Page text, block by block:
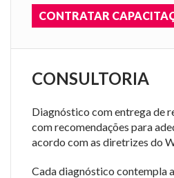
CONTRATAR
CONSULTORIA
Diagnóstico com entrega de
com recomendações para
acordo com as diretrizes do
Cada diagnóstico contempla